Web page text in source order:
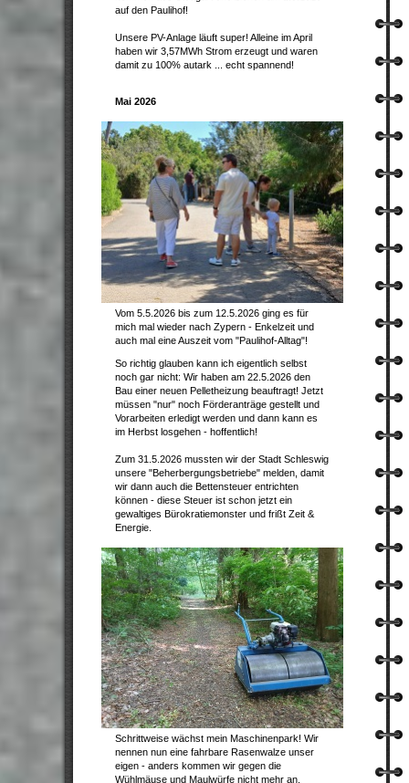
auf den Paulihof!
Unsere PV-Anlage läuft super! Alleine im April
haben wir 3,57MWh Strom erzeugt und waren
damit zu 100% autark ... echt spannend!
Mai 2026
Vom 5.5.2026 bis zum 12.5.2026 ging es für
mich mal wieder nach Zypern - Enkelzeit und
auch mal eine Auszeit vom "Paulihof-Alltag"!
So richtig glauben kann ich eigentlich selbst
noch gar nicht: Wir haben am 22.5.2026 den
Bau einer neuen Pelletheizung beauftragt! Jetzt
müssen "nur" noch Förderanträge gestellt und
Vorarbeiten erledigt werden und dann kann es
im Herbst losgehen - hoffentlich!
Zum 31.5.2026 mussten wir der Stadt Schleswig
unsere "Beherbergungsbetriebe" melden, damit
wir dann auch die Bettensteuer entrichten
können - diese Steuer ist schon jetzt ein
gewaltiges Bürokratiemonster und frißt Zeit &
Energie.
Schrittweise wächst mein Maschinenpark! Wir
nennen nun eine fahrbare Rasenwalze unser
eigen - anders kommen wir gegen die
Wühlmäuse und Maulwürfe nicht mehr an.